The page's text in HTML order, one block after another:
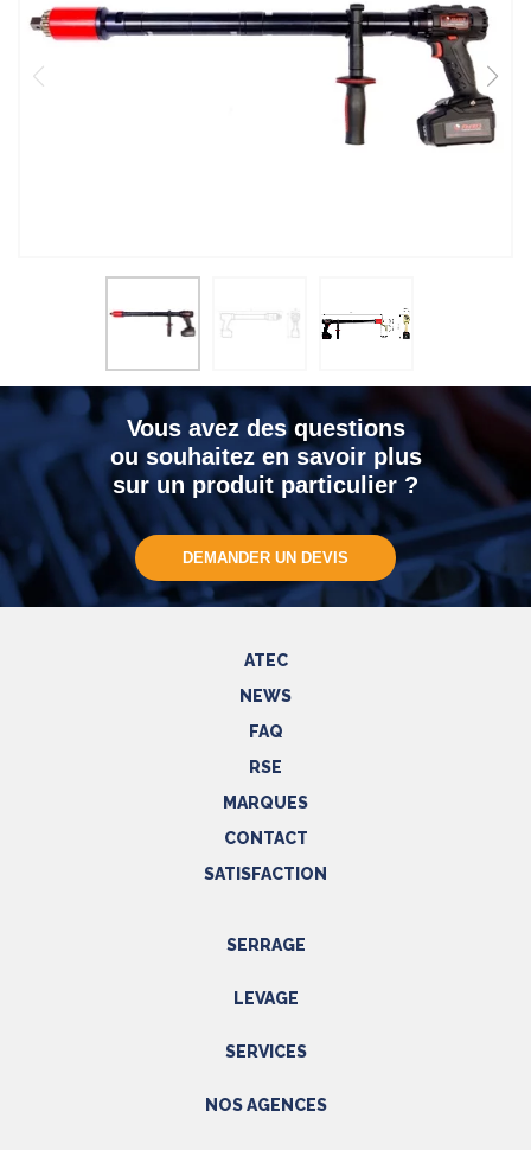
Vous avez des questions
ou souhaitez en savoir plus
sur un produit particulier ?
DEMANDER UN DEVIS
ATEC
NEWS
FAQ
RSE
MARQUES
CONTACT
SATISFACTION
SERRAGE
Outils électriques
LEVAGE
EPI
SERVICES
NOS AGENCES